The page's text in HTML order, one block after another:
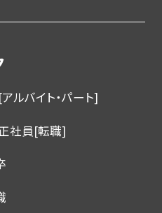
ルバイト・パート]
社員[転職]